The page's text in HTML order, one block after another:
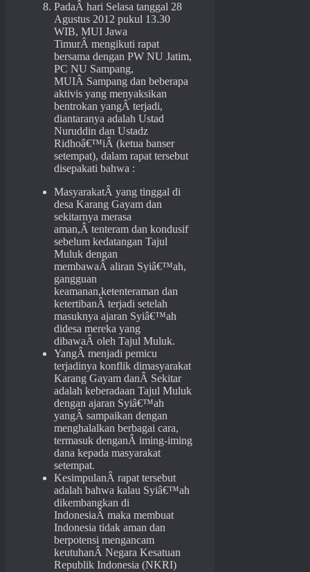
PadaÂ hari Selasa tanggal 28
Agustus 2012 pukul 13.30
WIB, MUI Jawa
TimurÂ mengikuti rapat
bersama dengan PW NU Jatim,
PC NU Sampang,
MUIÂ Sampang dan beberapa
aktivis yang menyaksikan
bentrokan yangÂ terjadi,
diantaranya adalah Ustad
Nuruddin dan Ustadz
Ridhoâ€™iÂ (ketua banser
setempat), dalam rapat tersebut
disepakati bahwa :
MasyarakatÂ yang tinggal di
desa Karang Gayam dan
sekitarnya merasa
aman,Â tenteram dan kondusif
sebelum kedatangan Tajul
Muluk dengan
membawaÂ aliran Syiâ€™ah,
gangguan
keamanan,ketenteraman dan
ketertibanÂ terjadi setelah
masuknya ajaran Syiâ€™ah
didesa mereka yang
dibawaÂ oleh Tajul Muluk.
YangÂ menjadi pemicu
terjadinya konflik dimasyarakat
Karang Gayam danÂ Sekitar
adalah keberadaan Tajul Muluk
dengan ajaran Syiâ€™ah
yangÂ sampaikan dengan
menghalalkan berbagai cara,
termasuk denganÂ iming-iming
dana kepada masyarakat
setempat.
KesimpulanÂ rapat tersebut
adalah bahwa kalau Syiâ€™ah
dikembangkan di
IndonesiaÂ maka membuat
Indonesia tidak aman dan
berpotensi mengancam
keutuhanÂ Negara Kesatuan
Republik Indonesia (NKRI)